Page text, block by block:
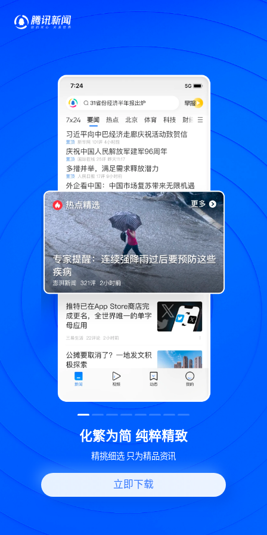
致 世界变化 热问一下
好问题好回答 多元视角看问题
立即下载